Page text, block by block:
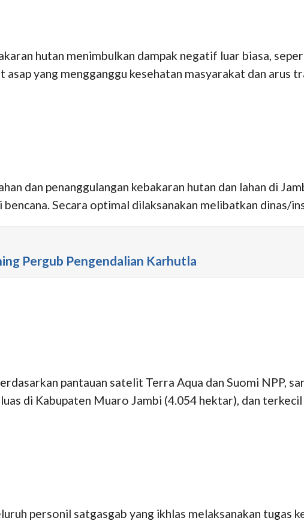
hutan menimbulkan dampak negatif luar biasa,
asap yang mengganggu kesehatan masyarakat dan arus
dan penanggulangan kebakaran hutan dan lahan di
Secara optimal dilaksanakan melibatkan dinas/
Pergub Pengendalian Karhutla
pantauan satelit Terra Aqua dan Suomi NPP,
di Kabupaten Muaro Jambi (4.054 hektar), dan
personil satgasgab yang ikhlas melaksanakan tugas